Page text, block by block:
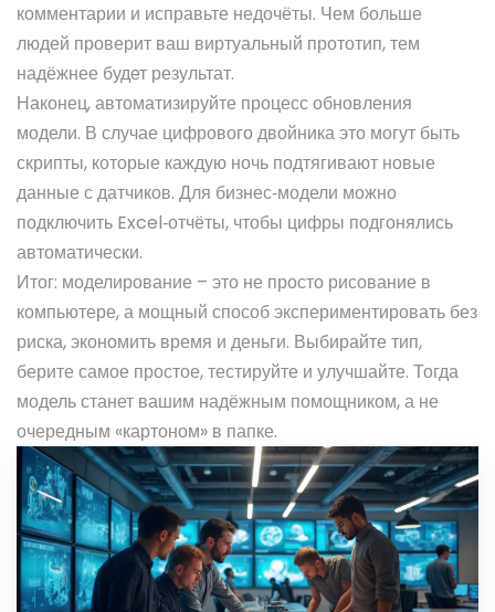
комментарии и исправьте недочёты. Чем больше
людей проверит ваш виртуальный прототип, тем
надёжнее будет результат.
Наконец, автоматизируйте процесс обновления
модели. В случае цифрового двойника это могут быть
скрипты, которые каждую ночь подтягивают новые
данные с датчиков. Для бизнес‑модели можно
подключить Excel‑отчёты, чтобы цифры подгонялись
автоматически.
Итог: моделирование – это не просто рисование в
компьютере, а мощный способ экспериментировать без
риска, экономить время и деньги. Выбирайте тип,
берите самое простое, тестируйте и улучшайте. Тогда
модель станет вашим надёжным помощником, а не
очередным «картоном» в папке.